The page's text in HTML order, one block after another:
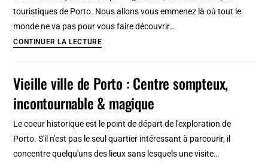
touristiques de Porto. Nous allons vous emmenez là où tout le
monde ne va pas pour vous faire découvrir…
CONTINUER LA LECTURECordoaria
:
Quartier
élégant,
arty
Vieille ville de Porto : Centre sompteux,
incontournable & magique
Le coeur historique est le point de départ de l'exploration de
Porto. S'il n'est pas le seul quartier intéressant à parcourir, il
concentre quelqu'uns des lieux sans lesquels une visite…